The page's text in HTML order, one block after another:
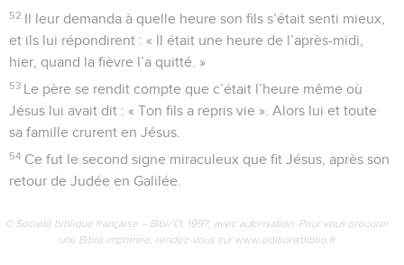
52 Il leur demanda à quelle heure son fils s’était senti mieux,
et ils lui répondirent : « Il était une heure de l’après-midi,
hier, quand la fièvre l’a quitté. »
53 Le père se rendit compte que c’était l’heure même où
Jésus lui avait dit : « Ton fils a repris vie ». Alors lui et toute
sa famille crurent en Jésus.
54 Ce fut le second signe miraculeux que fit Jésus, après son
retour de Judée en Galilée.
© Société biblique française – Bibli’O, 1997, avec autorisation. Pour vous procurer
une Bible imprimée, rendez-vous sur www.editionsbiblio.fr